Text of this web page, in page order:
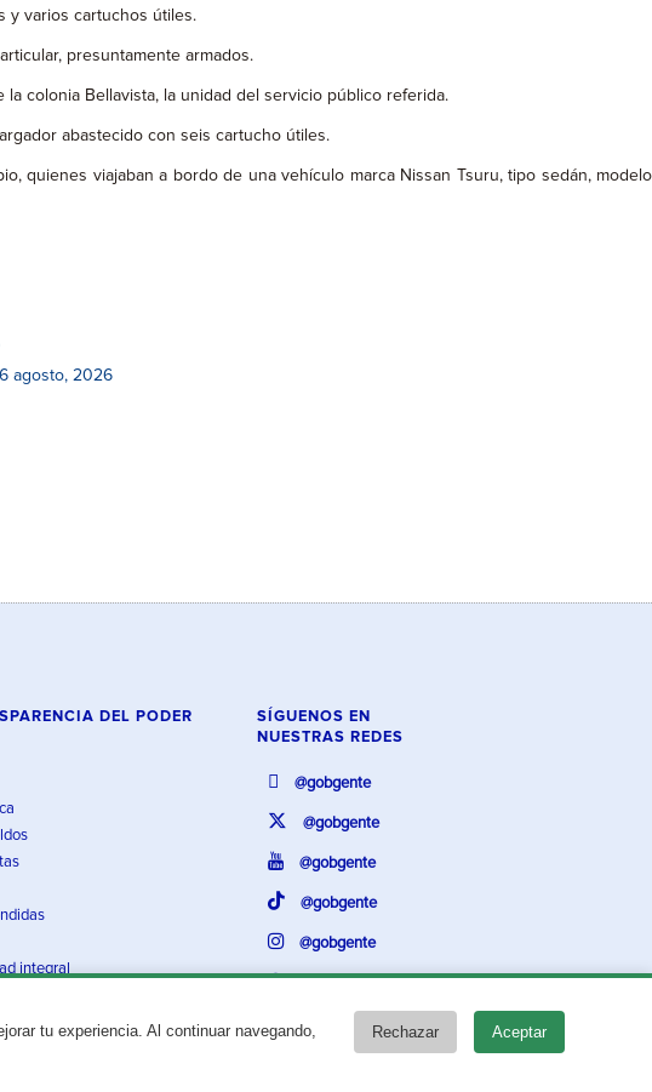
y varios cartuchos útiles.
presuntamente armados.
colonia Bellavista, la unidad del servicio público referida.
abastecido con seis cartucho útiles.
quienes viajaban a bordo de una vehículo marca Nissan Tsuru, tipo sedán, modelo
6 agosto, 2026
tu experiencia. Al continuar navegando,
Rechazar Aceptar
DEL PODER
integral
SÍGUENOS EN
NUESTRAS REDES
@gobgente
@gobgente
@gobgente
@gobgente
@gobgente
@gobgente